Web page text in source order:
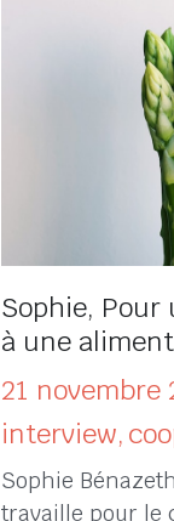
Sophie, Pour
à une
21 novembre